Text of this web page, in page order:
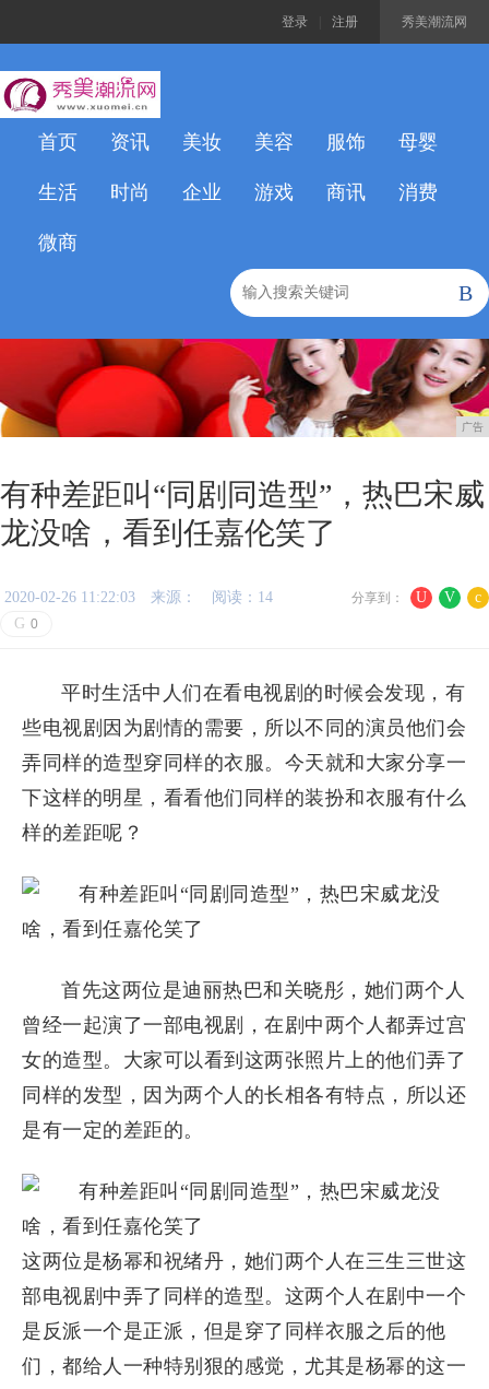
秀美潮流网
登录 注册
首页 资讯 美妆 美容 服饰 母婴
生活 时尚 企业 游戏 商讯 消费
微商
B
广告
有种差距叫“同剧同造型”，热巴宋威
龙没啥，看到任嘉伦笑了
U V c
分享到：
2020-02-26 11:22:03 来源：
阅读：14
G 0
平时生活中人们在看电视剧的时候会发现，有
些电视剧因为剧情的需要，所以不同的演员他们会
弄同样的造型穿同样的衣服。今天就和大家分享一
下这样的明星，看看他们同样的装扮和衣服有什么
样的差距呢？
首先这两位是迪丽热巴和关晓彤，她们两个人
曾经一起演了一部电视剧，在剧中两个人都弄过宫
女的造型。大家可以看到这两张照片上的他们弄了
同样的发型，因为两个人的长相各有特点，所以还
是有一定的差距的。
这两位是杨幂和祝绪丹，她们两个人在三生三世这
部电视剧中弄了同样的造型。这两个人在剧中一个
是反派一个是正派，但是穿了同样衣服之后的他
们，都给人一种特别狠的感觉，尤其是杨幂的这一